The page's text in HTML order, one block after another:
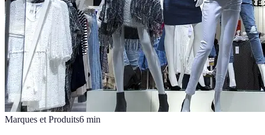
Marques et Produits6 min